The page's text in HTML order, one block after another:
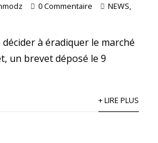
0 Commentaire NEWS,
à éradiquer le marché
un brevet déposé le 9
+ LIRE PLUS